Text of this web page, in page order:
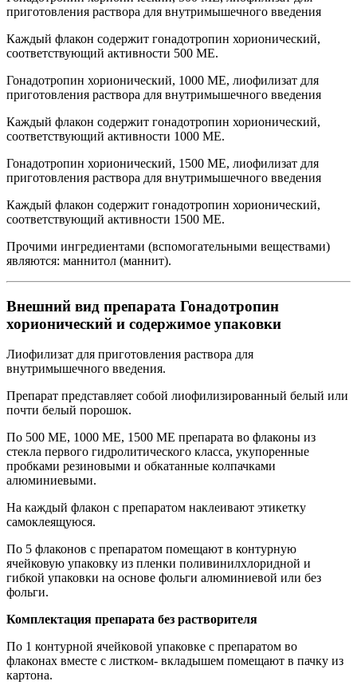
приготовления раствора для внутримышечного введения
Каждый флакон содержит гонадотропин хорионический,
соответствующий активности 500 МЕ.
Гонадотропин хорионический, 1000 МЕ, лиофилизат для
приготовления раствора для внутримышечного введения
Каждый флакон содержит гонадотропин хорионический,
соответствующий активности 1000 МЕ.
Гонадотропин хорионический, 1500 МЕ, лиофилизат для
приготовления раствора для внутримышечного введения
Каждый флакон содержит гонадотропин хорионический,
соответствующий активности 1500 МЕ.
Прочими ингредиентами (вспомогательными веществами)
являются: маннитол (маннит).
Внешний вид препарата Гонадотропин
хорионический и содержимое упаковки
Лиофилизат для приготовления раствора для
внутримышечного введения.
Препарат представляет собой лиофилизированный белый или
почти белый порошок.
По 500 МЕ, 1000 МЕ, 1500 МЕ препарата во флаконы из
стекла первого гидролитического класса, укупоренные
пробками резиновыми и обкатанные колпачками
алюминиевыми.
На каждый флакон с препаратом наклеивают этикетку
самоклеящуюся.
По 5 флаконов с препаратом помещают в контурную
ячейковую упаковку из пленки поливинилхлоридной и
гибкой упаковки на основе фольги алюминиевой или без
фольги.
Комплектация препарата без растворителя
По 1 контурной ячейковой упаковке с препаратом во
флаконах вместе с листком- вкладышем помещают в пачку из
картона.